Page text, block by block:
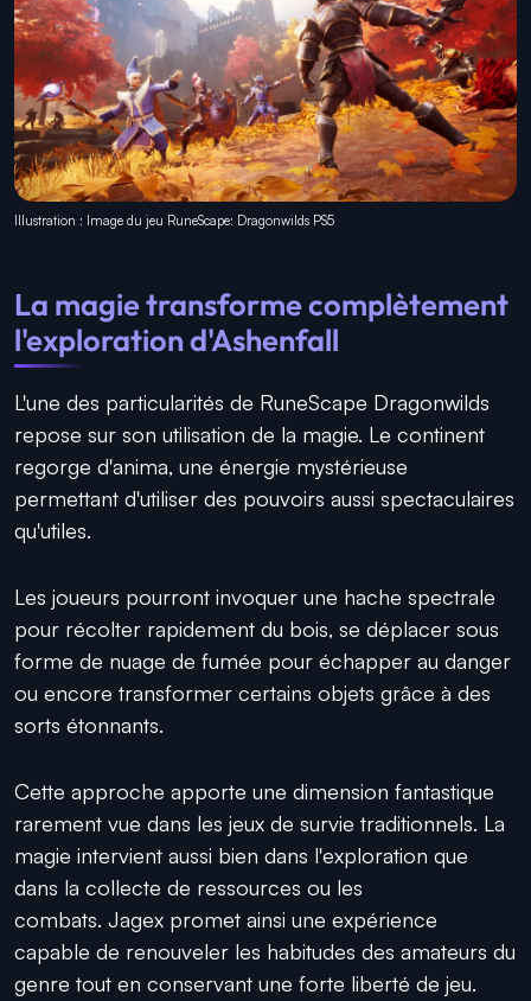
Illustration : Image du jeu RuneScape: Dragonwilds PS5
La magie transforme complètement
l'exploration d'Ashenfall
L'une des particularités de RuneScape Dragonwilds
repose sur son utilisation de la magie. Le continent
regorge d'anima, une énergie mystérieuse
permettant d'utiliser des pouvoirs aussi spectaculaires
qu'utiles.
Les joueurs pourront invoquer une hache spectrale
pour récolter rapidement du bois, se déplacer sous
forme de nuage de fumée pour échapper au danger
ou encore transformer certains objets grâce à des
sorts étonnants.
Cette approche apporte une dimension fantastique
rarement vue dans les jeux de survie traditionnels. La
magie intervient aussi bien dans l'exploration que
dans la collecte de ressources ou les
combats. Jagex promet ainsi une expérience
capable de renouveler les habitudes des amateurs du
genre tout en conservant une forte liberté de jeu.